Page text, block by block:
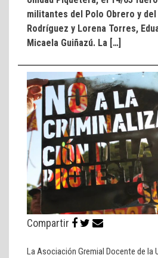
militantes del Polo Obrero y del
Rodríguez y Lorena Torres,
Micaela Guiñazú. La […]
Compartir
La Asociación Gremial Docente de la